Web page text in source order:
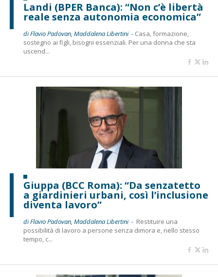
Landi (BPER Banca): “Non c’è libertà
reale senza autonomia economica”
di Flavio Padovan, Maddalena Libertini - Casa, formazione,
sostegno ai figli, bisogni essenziali. Per una donna che sta
uscend...
Giuppa (BCC Roma): “Da senzatetto
a giardinieri urbani, così l’inclusione
diventa lavoro”
di Flavio Padovan, Maddalena Libertini - Restituire una
possibilità di lavoro a persone senza dimora e, nello stesso
tempo, c...